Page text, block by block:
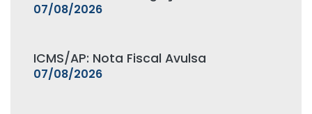
07/08/2026
ICMS/AP: Nota Fiscal Avulsa
07/08/2026